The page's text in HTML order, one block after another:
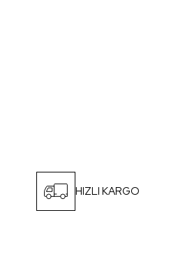
HIZLI KARGO